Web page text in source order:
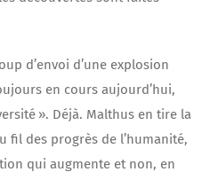
d’envoi d’une explosion
en cours aujourd’hui,
». Déjà. Malthus en tire la
fil des progrès de l’humanité,
qui augmente et non, en